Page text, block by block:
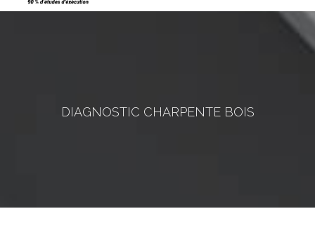
DIAGNOSTIC CHARPENTE BOIS